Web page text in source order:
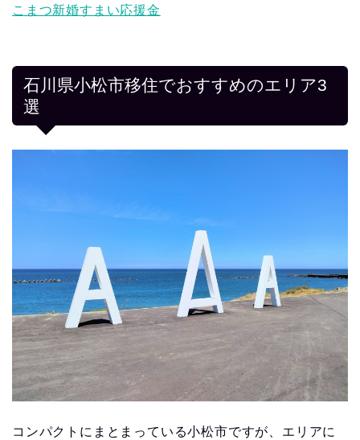
こまつ新婚すまい応援金
石川県小松市移住でおすすめのエリア3
選
コンパクトにまとまっている小松市ですが、エリアに